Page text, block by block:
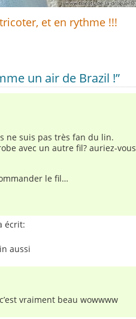
et en rythme !!!
un air de Brazil !”
ne suis pas très fan du lin.
avec un autre fil? auriez-vous
le fil…
écrit:
aussi
vraiment beau wowwww